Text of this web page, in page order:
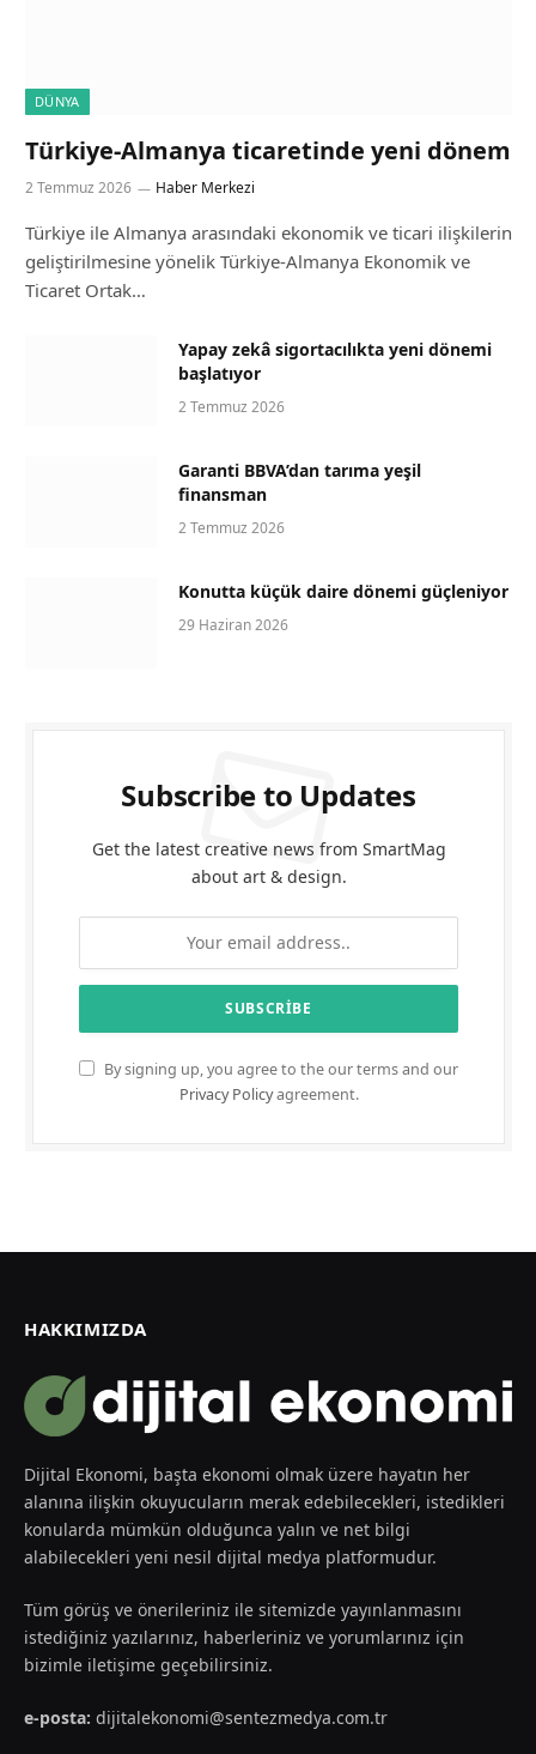
DÜNYA
Türkiye-Almanya ticaretinde yeni dönem
2 Temmuz 2026 Haber Merkezi
Türkiye ile Almanya arasındaki ekonomik ve ticari ilişkilerin
geliştirilmesine yönelik Türkiye-Almanya Ekonomik ve
Ticaret Ortak…
Yapay zekâ sigortacılıkta yeni dönemi
başlatıyor
2 Temmuz 2026
Garanti BBVA’dan tarıma yeşil
finansman
2 Temmuz 2026
Konutta küçük daire dönemi güçleniyor
29 Haziran 2026
Subscribe to Updates
Get the latest creative news from SmartMag
about art & design.
By signing up, you agree to the our terms and our
Privacy Policyagreement.
HAKKIMIZDA
Dijital Ekonomi, başta ekonomi olmak üzere hayatın her
alanına ilişkin okuyucuların merak edebilecekleri, istedikleri
konularda mümkün olduğunca yalın ve net bilgi
alabilecekleri yeni nesil dijital medya platformudur.
Tüm görüş ve önerileriniz ile sitemizde yayınlanmasını
istediğiniz yazılarınız, haberleriniz ve yorumlarınız için
bizimle iletişime geçebilirsiniz.
e-posta: dijitalekonomi@sentezmedya.com.tr